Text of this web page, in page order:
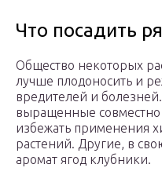
Что посадить
Общество некоторых
лучше плодоносить и
вредителей и
выращенные
избежать применения
растений. Другие, в
аромат ягод клубники.